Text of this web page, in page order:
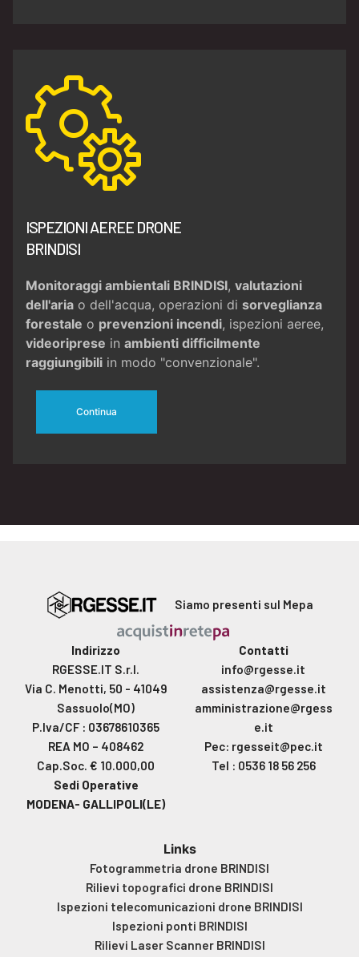
ISPEZIONI AEREE DRONE
BRINDISI
Monitoraggi ambientali BRINDISI, valutazioni
dell'aria o dell'acqua, operazioni di sorveglianza
forestale o prevenzioni incendi, ispezioni aeree,
videoriprese in ambienti difficilmente
raggiungibili in modo "convenzionale".
Continua
Siamo presenti sul Mepa
Indirizzo
RGESSE.IT S.r.l.
Via C. Menotti, 50 - 41049
Sassuolo(MO)
P.Iva/CF : 03678610365
REA MO – 408462
Cap.Soc. € 10.000,00
Sedi Operative
MODENA- GALLIPOLI(LE)
Contatti
info@rgesse.it
assistenza@rgesse.it
amministrazione@rgess
e.it
Pec: rgesseit@pec.it
Tel : 0536 18 56 256
Links
Fotogrammetria drone BRINDISI
Rilievi topografici drone BRINDISI
Ispezioni telecomunicazioni drone BRINDISI
Ispezioni ponti BRINDISI
Rilievi Laser Scanner BRINDISI